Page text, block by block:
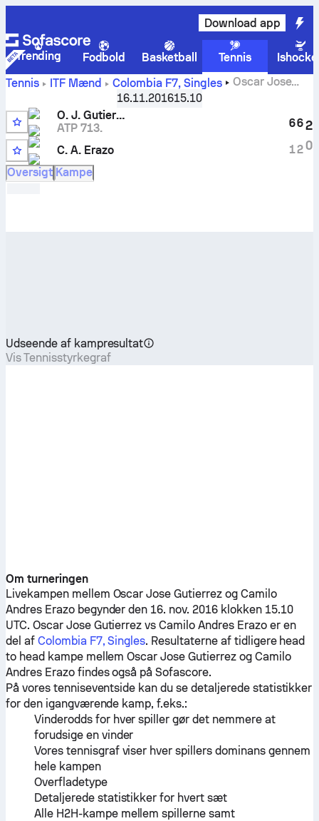
Download app
Trending Fodbold Basketball Tennis
Tennis
ITF Mænd Colombia F7, Singles
Oscar Jose
Camilo Andres Erazolive stilling og H2H-
resultater
16.11.201615.10
O. J. Gutierrez
ATP 713.
C. A. Erazo
6
1
6
2
2
0
Oversigt Kampe
Udseende af kampresultat
Vis Tennisstyrkegraf
Om turneringen
Livekampen mellem Oscar Jose Gutierrezog Camilo
Andres Erazobegynder den 16. nov. 2016 klokken 15.10
UTC. Oscar Jose Gutierrez vsCamilo Andres Erazoer en
del af Colombia F7, Singles. Resultaterne af tidligere head
to head kampe mellemOscar Jose Gutierrezog Camilo
Andres Erazofindes også på Sofascore.
På vores tenniseventside kan du se detaljerede statistikker
for den igangværende kamp, f.eks.:
Vinderodds for hver spiller gør det nemmere at
forudsige en vinder
Vores tennisgraf viser hver spillers dominans gennem
hele kampen
Overfladetype
Detaljerede statistikker for hvert sæt
Alle H2H-kampe mellem spillerne samt